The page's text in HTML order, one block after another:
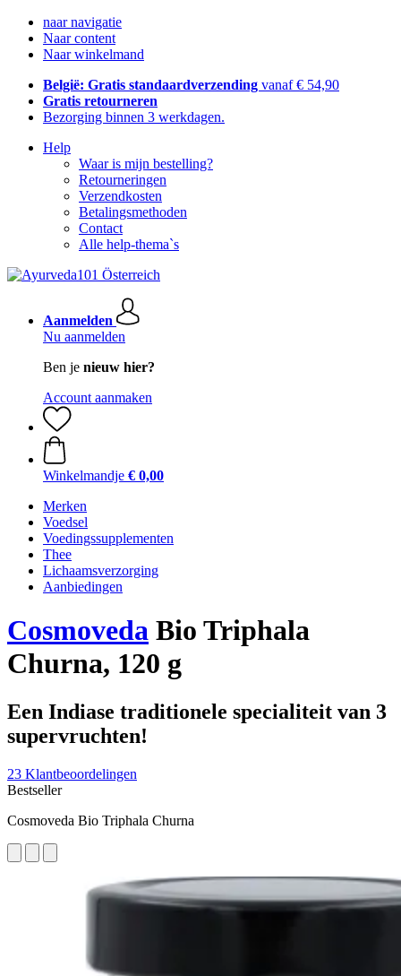
naar navigatie
Naar content
Naar winkelmand
België: Gratis standaardverzending vanaf € 54,90
Gratis retourneren
Bezorging binnen 3 werkdagen.
Help
Waar is mijn bestelling?
Retourneringen
Verzendkosten
Betalingsmethoden
Contact
Alle help-thema`s
Aanmelden
Nu aanmelden
Ben je nieuw hier?
Account aanmaken
Winkelmandje € 0,00
Merken
Voedsel
Voedingssupplementen
Thee
Lichaamsverzorging
Aanbiedingen
Cosmoveda Bio Triphala
Churna, 120 g
Een Indiase traditionele specialiteit van 3
supervruchten!
23 Klantbeoordelingen
Bestseller
Cosmoveda Bio Triphala Churna